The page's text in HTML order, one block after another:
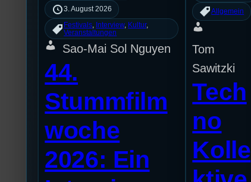
3. August 2026
Festivals Interview, Kultur
Veranstaltungen
Sao-Mai Sol Nguyen
44.
Stummfilm
woche
2026: Ein
Allgemein
Tom
Sawitzki
Tech
no
Kolle